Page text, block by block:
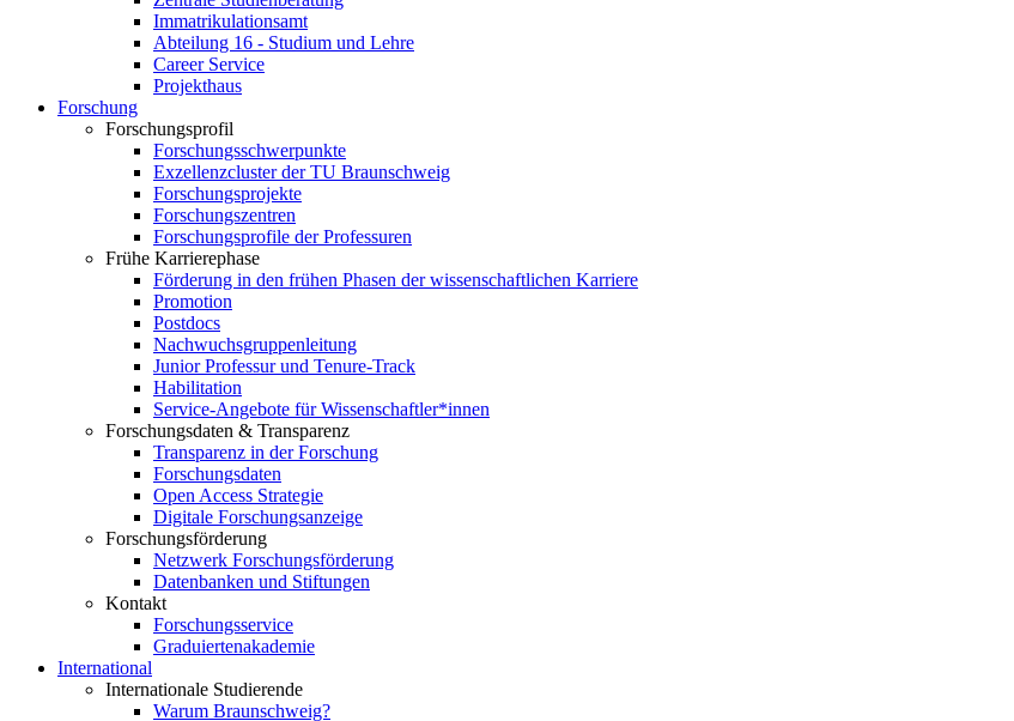
Immatrikulationsamt
Abteilung 16 - Studium und Lehre
Career Service
Projekthaus
Forschung
Forschungsprofil
Forschungsschwerpunkte
Exzellenzcluster der TU Braunschweig
Forschungsprojekte
Forschungszentren
Forschungsprofile der Professuren
Frühe Karrierephase
Förderung in den frühen Phasen der wissenschaftlichen Karriere
Promotion
Postdocs
Nachwuchsgruppenleitung
Junior Professur und Tenure-Track
Habilitation
Service-Angebote für Wissenschaftler*innen
Forschungsdaten & Transparenz
Transparenz in der Forschung
Forschungsdaten
Open Access Strategie
Digitale Forschungsanzeige
Forschungsförderung
Netzwerk Forschungsförderung
Datenbanken und Stiftungen
Kontakt
Forschungsservice
Graduiertenakademie
International
Internationale Studierende
Warum Braunschweig?